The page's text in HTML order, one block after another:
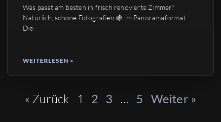
Was passt am besten in frisch renovierte Zimmer?
Natürlich, schöne Fotografien 🍇 im Panoramaformat.
Die
WEITERLESEN »
« Zurück 1 2 3 … 5 Weiter »